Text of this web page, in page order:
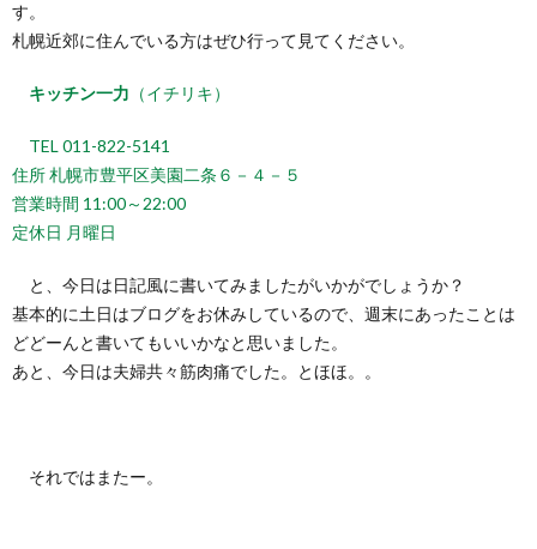
す。
札幌近郊に住んでいる方はぜひ行って見てください。
キッチン一力 （イチリキ）
TEL 011-822-5141
住所 札幌市豊平区美園二条６－４－５
営業時間 11:00～22:00
定休日 月曜日
と、今日は日記風に書いてみましたがいかがでしょうか？
基本的に土日はブログをお休みしているので、週末にあったことは
どどーんと書いてもいいかなと思いました。
あと、今日は夫婦共々筋肉痛でした。とほほ。。
それではまたー。